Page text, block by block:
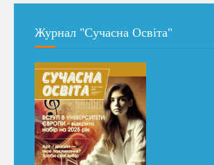
Журнал "Сучасна Освіта"